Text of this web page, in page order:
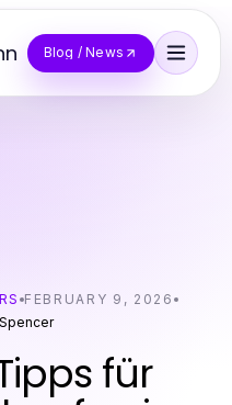
Blog / News
FEBRUARY 9, 2026
für